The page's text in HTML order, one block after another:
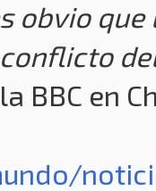
obvio
BBC en